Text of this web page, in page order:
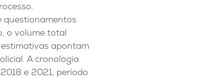
questionamentos
o volume total
apontam
A cronologia
e 2021, período